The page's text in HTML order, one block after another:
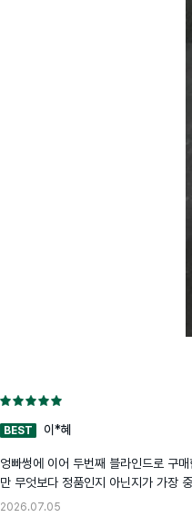
BEST 이*혜
엉빠썽에 이어 두번째 블라인드로 구
만 무엇보다 정품인지 아닌지가 가장
2026.07.05